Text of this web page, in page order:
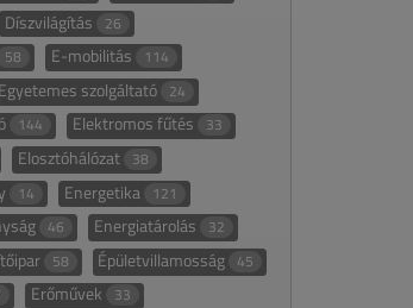
Díszvilágítás 26
58 E-mobilitás 114
Egyetemes szolgáltató 24
144 Elektromos fűtés 33
Elosztóhálózat 38
14 Energetika 121
46 Energiatárolás 32
58 Épületvillamosság 45
Erőművek 33